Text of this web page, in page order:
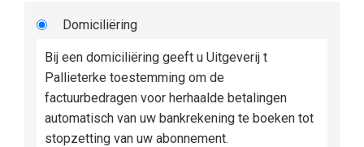
Domiciliëring
Bij een domiciliëring geeft u Uitgeverij t
Pallieterke toestemming om de
factuurbedragen voor herhaalde betalingen
automatisch van uw bankrekening te boeken tot
stopzetting van uw abonnement.